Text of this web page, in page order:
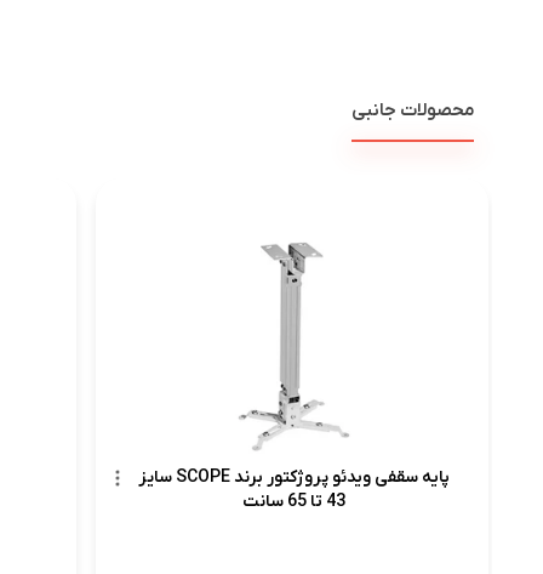
محصولات جانبی
پایه سقفی ویدئو پروژکتور برند SCOPE سایز
43 تا 65 سانت